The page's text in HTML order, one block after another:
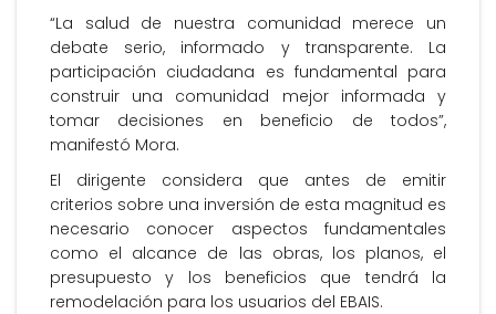
“La salud de nuestra comunidad merece un
debate serio, informado y transparente. La
participación ciudadana es fundamental para
construir una comunidad mejor informada y
tomar decisiones en beneficio de todos”,
manifestó Mora.
El dirigente considera que antes de emitir
criterios sobre una inversión de esta magnitud es
necesario conocer aspectos fundamentales
como el alcance de las obras, los planos, el
presupuesto y los beneficios que tendrá la
remodelación para los usuarios del EBAIS.